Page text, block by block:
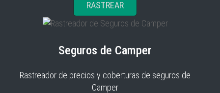
RASTREAR
Seguros de Camper
Rastreador de precios y coberturas de seguros de
Camper